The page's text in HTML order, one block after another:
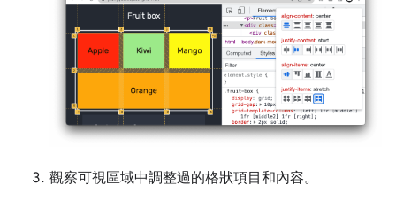
觀察可視區域中調整過的格狀項目和內容。